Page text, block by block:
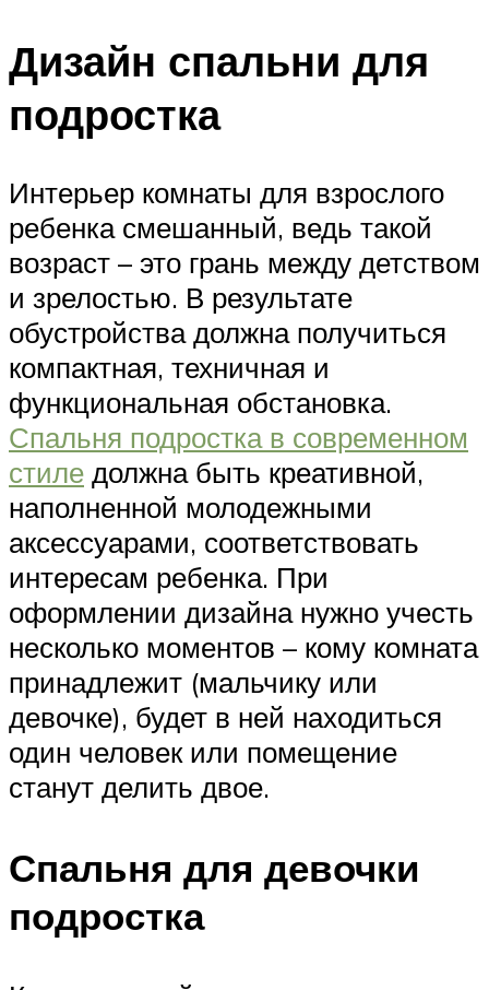
Дизайн спальни для
подростка
Интерьер комнаты для взрослого
ребенка смешанный, ведь такой
возраст – это грань между детством
и зрелостью. В результате
обустройства должна получиться
компактная, техничная и
функциональная обстановка.
Спальня подростка в современном
стиле должна быть креативной,
наполненной молодежными
аксессуарами, соответствовать
интересам ребенка. При
оформлении дизайна нужно учесть
несколько моментов – кому комната
принадлежит (мальчику или
девочке), будет в ней находиться
один человек или помещение
станут делить двое.
Спальня для девочки
подростка